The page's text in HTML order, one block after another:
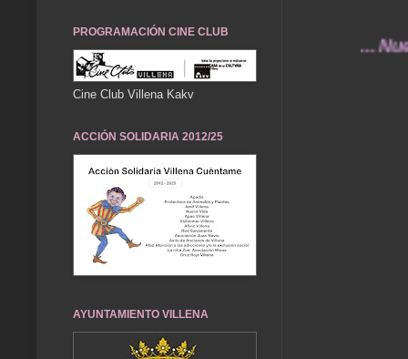
...
PROGRAMACIÓN CINE CLUB
Cine Club Villena Kakv
ACCIÓN SOLIDARIA 2012/25
AYUNTAMIENTO VILLENA